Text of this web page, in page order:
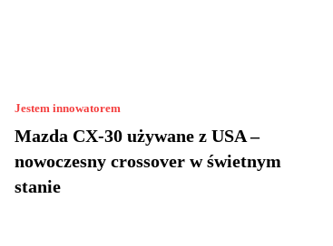
Jestem innowatorem
Mazda CX-30 używane z USA –
nowoczesny crossover w świetnym
stanie